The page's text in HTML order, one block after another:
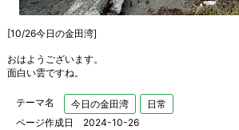
[10/26今日の金田湾]
おはようございます。
面白い雲ですね。
テーマ名 今日の金田湾
日常
ページ作成日 2024-10-26